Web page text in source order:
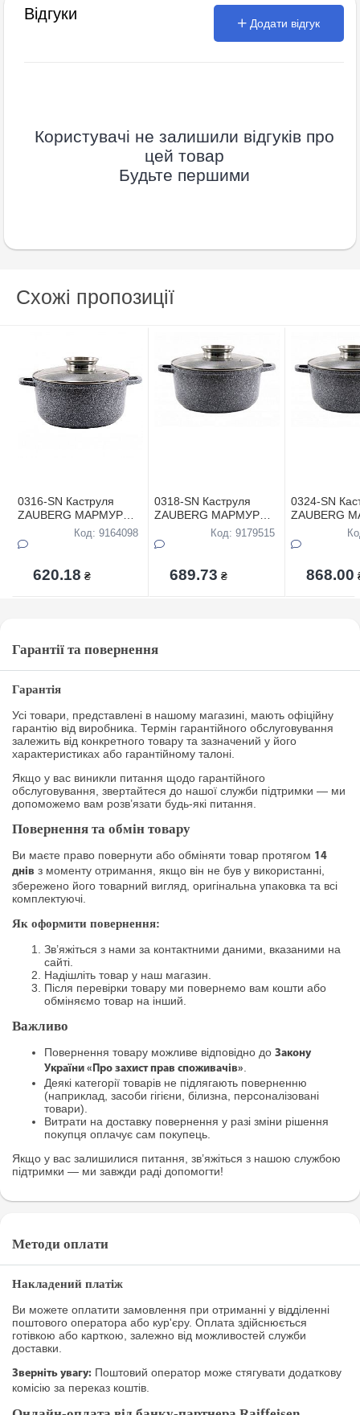
Відгуки
Додати відгук
Користувачі не залишили відгуків про
цей товар
Будьте першими
Схожі пропозиції
0316-SN Каструля
ZAUBERG МАРМУР
кругла 1,2л в коробці
Код: 9164098
620.18 ₴
0318-SN Каструля
ZAUBERG МАРМУР
кругла 1,7л в коробці
Код: 9179515
689.73 ₴
0324-SN
ZAUBERG
кругла 4,5л
868.00
Гарантії та повернення
Гарантія
Усі товари, представлені в нашому магазині, мають офіційну
гарантію від виробника. Термін гарантійного обслуговування
залежить від конкретного товару та зазначений у його
характеристиках або гарантійному талоні.
Якщо у вас виникли питання щодо гарантійного
обслуговування, звертайтеся до нашої служби підтримки — ми
допоможемо вам розв’язати будь-які питання.
Повернення та обмін товару
Ви маєте право повернути або обміняти товар протягом 14
днів з моменту отримання, якщо він не був у використанні,
збережено його товарний вигляд, оригінальна упаковка та всі
комплектуючі.
Як оформити повернення:
Зв’яжіться з нами за контактними даними, вказаними на
сайті.
Надішліть товар у наш магазин.
Після перевірки товару ми повернемо вам кошти або
обміняємо товар на інший.
Важливо
Повернення товару можливе відповідно до Закону
України «Про захист прав споживачів».
Деякі категорії товарів не підлягають поверненню
(наприклад, засоби гігієни, білизна, персоналізовані
товари).
Витрати на доставку повернення у разі зміни рішення
покупця оплачує сам покупець.
Якщо у вас залишилися питання, зв’яжіться з нашою службою
підтримки — ми завжди раді допомогти!
Методи оплати
Накладений платіж
Ви можете оплатити замовлення при отриманні у відділенні
поштового оператора або кур'єру. Оплата здійснюється
готівкою або карткою, залежно від можливостей служби
доставки.
Зверніть увагу: Поштовий оператор може стягувати додаткову
комісію за переказ коштів.